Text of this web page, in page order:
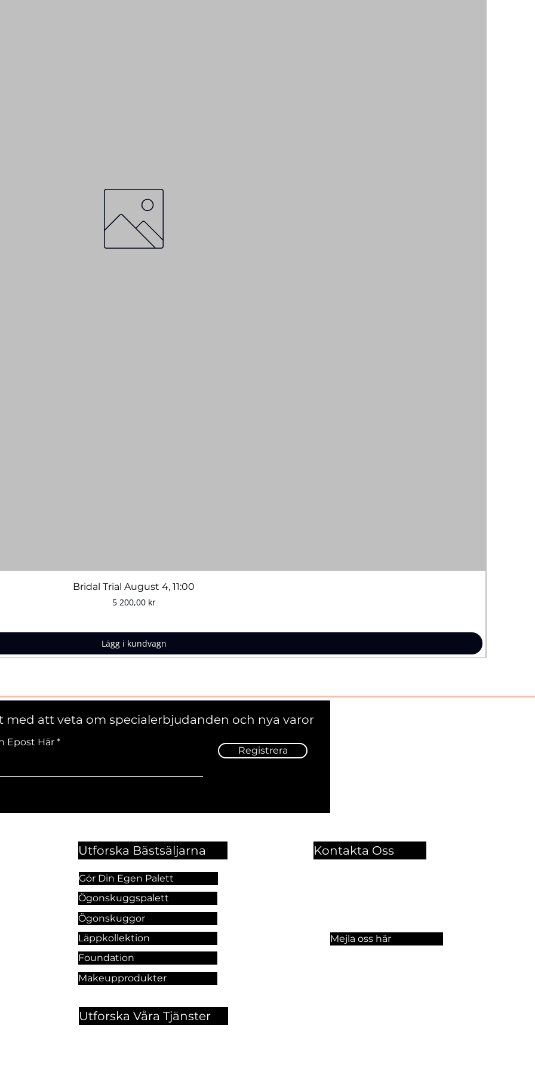
Snabbvisning
Bridal Trial August 4, 11:00
Pris
5 200,00 kr
Lägg i kundvagn
med att veta om specialerbjudanden och nya varor
Epost Här
Registrera
Utforska Bästsäljarna
Gör Din Egen Palett
Ögonskuggspalett
Ögonskuggor
Läppkollektion
Foundation
Makeupprodukter
Kontakta Oss
Mejla oss här
Utforska Våra Tjänster